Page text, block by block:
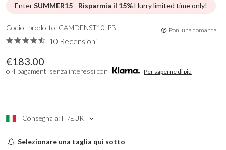
EnterSUMMER15 - Risparmia il 15%Hurry limited time only!
€183.00
o 4 pagamenti senza interessi con Per saperne di più
Consegna a: IT/EUR
Codice prodotto: CAMDENST10-PB
10 Recensioni
Poni una domanda
Selezionare una taglia qui sotto